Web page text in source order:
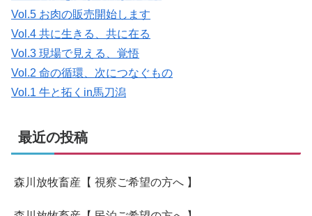
Vol.5 お肉の販売開始します
Vol.4 共に生きる、共に在る
Vol.3 現場で見える、覚悟
Vol.2 命の循環、次につなぐもの
Vol.1 牛と拓くin馬刀潟
最近の投稿
森川放牧畜産【 視察ご希望の方へ 】